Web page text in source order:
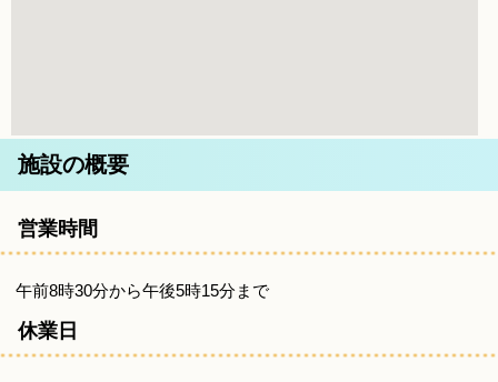
施設の概要
営業時間
午前8時30分から午後5時15分まで
休業日